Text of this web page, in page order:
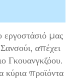
εργοστάσιό μας
απέχει
Γκουανγκζόου.
κύρια προϊόντα